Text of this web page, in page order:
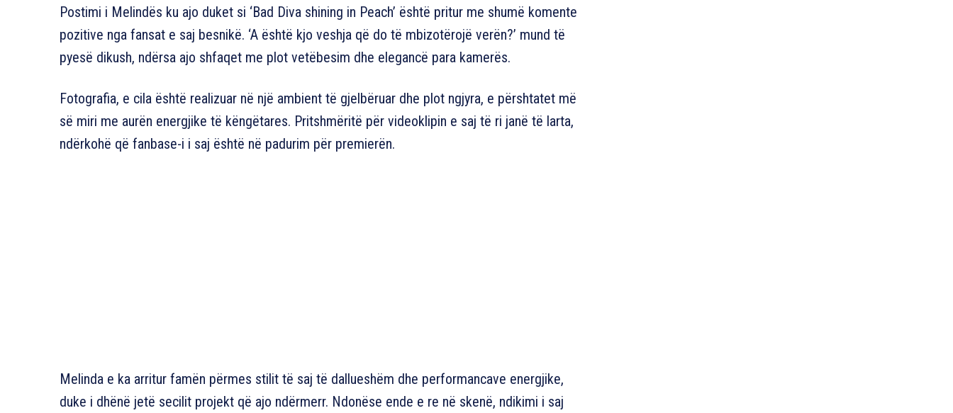
Postimi i Melindës ku ajo duket si ‘Bad Diva shining in Peach’ është pritur me shumë komente
pozitive nga fansat e saj besnikë. ‘A është kjo veshja që do të mbizotërojë verën?’ mund të
pyesë dikush, ndërsa ajo shfaqet me plot vetëbesim dhe elegancë para kamerës.
Fotografia, e cila është realizuar në një ambient të gjelbëruar dhe plot ngjyra, e përshtatet më
së miri me aurën energjike të këngëtares. Pritshmëritë për videoklipin e saj të ri janë të larta,
ndërkohë që fanbase-i i saj është në padurim për premierën.
Melinda e ka arritur famën përmes stilit të saj të dallueshëm dhe performancave energjike,
duke i dhënë jetë secilit projekt që ajo ndërmerr. Ndonëse ende e re në skenë, ndikimi i saj